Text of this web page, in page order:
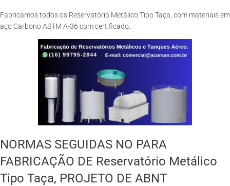
Fabricamos todos os Reservatório Metálico Tipo Taça, com materiais em
aço Carbono ASTM A-36 com certificado.
NORMAS SEGUIDAS NO PARA
FABRICAÇÃO DE Reservatório Metálico
Tipo Taça, PROJETO DE ABNT